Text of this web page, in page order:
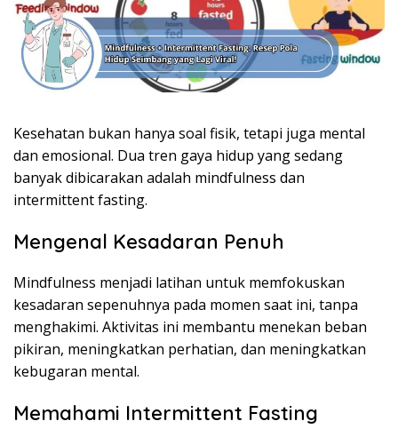
Kesehatan bukan hanya soal fisik, tetapi juga mental
dan emosional. Dua tren gaya hidup yang sedang
banyak dibicarakan adalah mindfulness dan
intermittent fasting.
Mengenal Kesadaran Penuh
Mindfulness menjadi latihan untuk memfokuskan
kesadaran sepenuhnya pada momen saat ini, tanpa
menghakimi. Aktivitas ini membantu menekan beban
pikiran, meningkatkan perhatian, dan meningkatkan
kebugaran mental.
Memahami Intermittent Fasting